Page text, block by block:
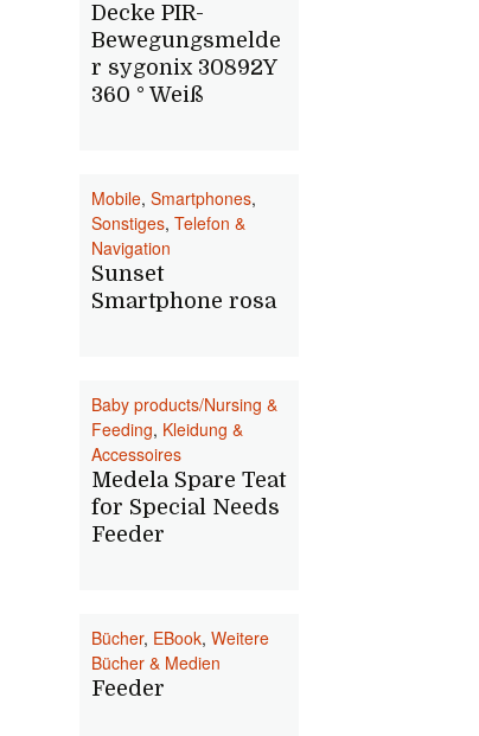
Decke PIR-
Bewegungsmelde
r sygonix 30892Y
360 ° Weiß
Mobile, Smartphones,
Sonstiges, Telefon &
Navigation
Sunset
Smartphone rosa
Baby products/Nursing &
Feeding, Kleidung &
Accessoires
Medela Spare Teat
for Special Needs
Feeder
Bücher, EBook, Weitere
Bücher & Medien
Feeder